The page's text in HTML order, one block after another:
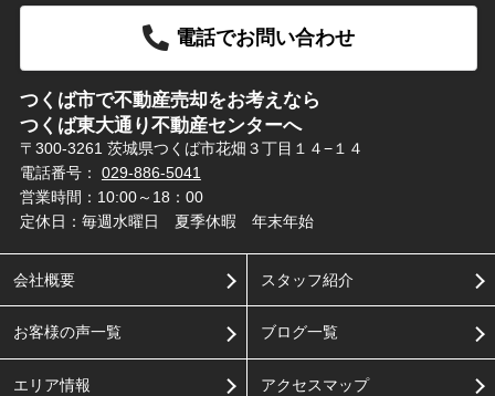
電話でお問い合わせ
つくば市で不動産売却をお考えなら
つくば東大通り不動産センターへ
〒300-3261 茨城県つくば市花畑３丁目１４−１４
電話番号： 029-886-5041
営業時間：10:00～18：00
定休日：毎週水曜日 夏季休暇 年末年始
会社概要
お客様の声一覧
エリア情報
スタッフ紹介
ブログ一覧
アクセスマップ